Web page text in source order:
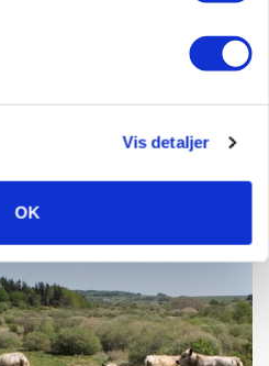
Vis detaljer
OK